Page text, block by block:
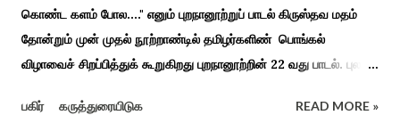
கொண்ட களம் போல...." எனும் புறநானூற்றுப் பாடல் கிருஸ்தவ மதம்
தோன்றும் முன் முதல் நூற்றாண்டில் தமிழர்களிண் பொங்கல்
விழாவைச் சிறப்பித்துக் கூறுகிறது புறநானூற்றின் 22 வது பாடல். புலவர்
பொங்கல் விழாவை விவரிக்கிறார். நற்றிணை, குறுந்தொகை,
பகிர் கருத்துரையிடுக READ MORE »